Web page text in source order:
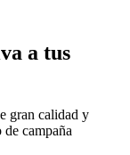
a tus
gran calidad y
campaña